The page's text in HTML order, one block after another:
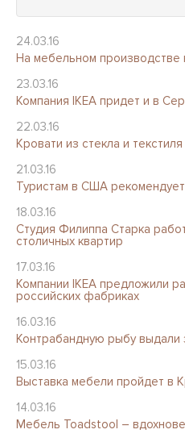
24.03.16
На мебельном производстве
23.03.16
Компания IKEA придет и в
22.03.16
Кровати из стекла и
21.03.16
Туристам в США
18.03.16
Студия Филиппа Старка
столичных квартир
17.03.16
Компании IKEA предложили
российских фабриках
16.03.16
Контрабандную рыбу выдали
15.03.16
Выставка мебели пройдет в
14.03.16
Мебель Toadstool –